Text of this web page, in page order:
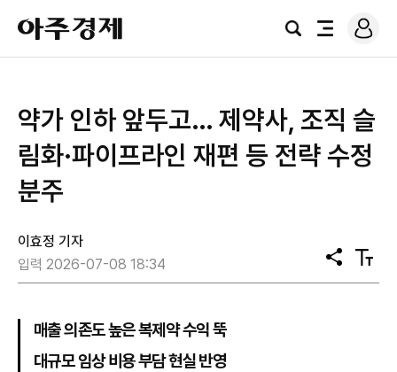
아
주
경
검
전
로
그
약가 인하 앞두고… 제약사, 조직 슬
림화·파이프라인 재편 등 전략 수정
분주
이효정 기자
입력 2026-07-08 18:34
공
유
텍
스
매출 의존도 높은 복제약 수익 뚝
대규모 임상 비용 부담 현실 반영